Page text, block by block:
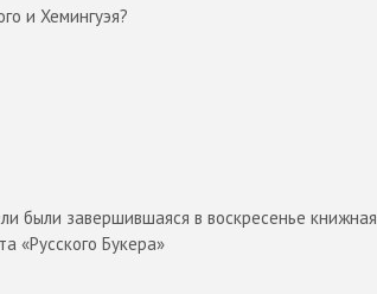
и Хемингуэя?
были завершившаяся в воскресенье книжная
«Русского Букера»